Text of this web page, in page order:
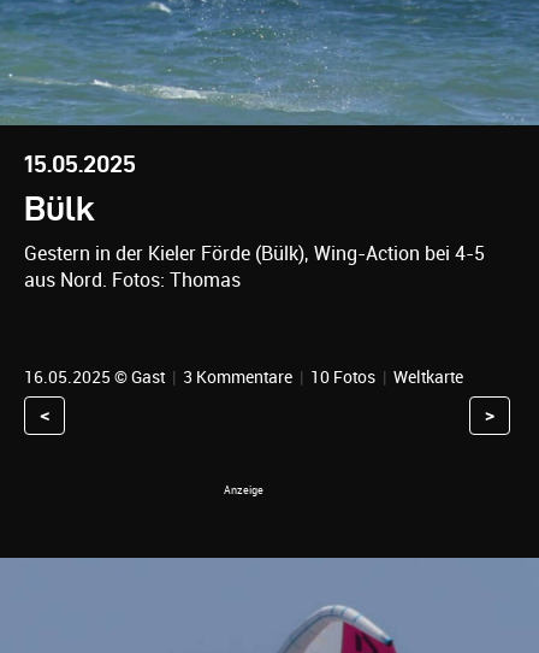
15.05.2025
Bülk
Gestern in der Kieler Förde (Bülk), Wing-Action bei 4-5
aus Nord. Fotos: Thomas
16.05.2025 © Gast | 3 Kommentare | 10 Fotos | Weltkarte
< >